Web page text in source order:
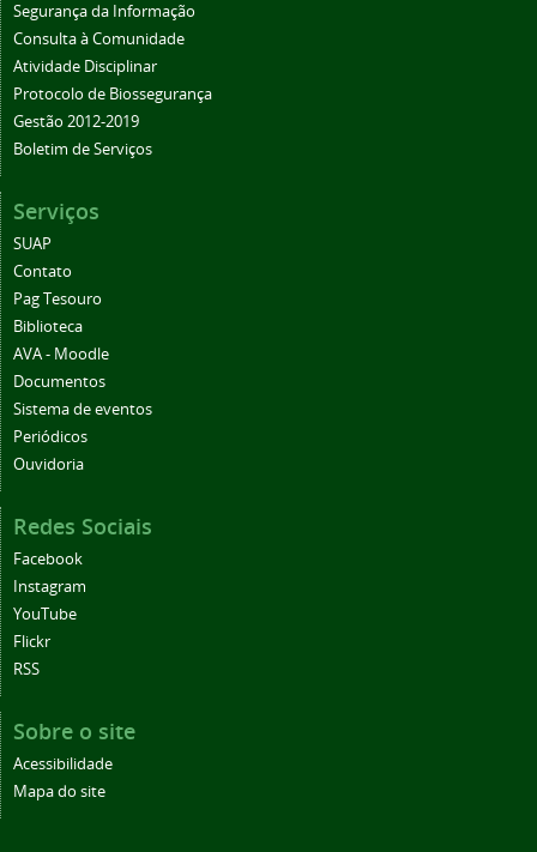
Segurança da Informação
Consulta à Comunidade
Atividade Disciplinar
Protocolo de Biossegurança
Gestão 2012-2019
Boletim de Serviços
Serviços
SUAP
Contato
Pag Tesouro
Biblioteca
AVA - Moodle
Documentos
Sistema de eventos
Periódicos
Ouvidoria
Redes Sociais
Facebook
Instagram
YouTube
Flickr
RSS
Sobre o site
Acessibilidade
Mapa do site